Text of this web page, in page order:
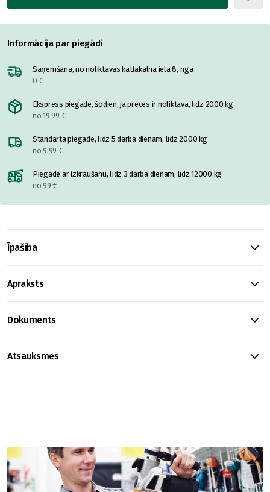
Informācija par piegādi
Saņemšana, no noliktavas katlakalnā ielā 8, rīgā
0 €
Ekspress piegāde, šodien, ja preces ir noliktavā, līdz 2000 kg
no 19.99 €
Standarta piegāde, līdz 5 darba dienām, līdz 2000 kg
no 9.99 €
Piegāde ar izkraušanu, līdz 3 darba dienām, līdz 12000 kg
no 99 €
Īpašība
Apraksts
Dokuments
Atsauksmes